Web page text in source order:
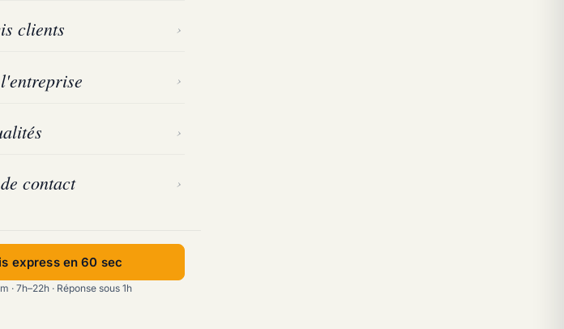
clients
contact
express en 60 sec
· 7h–22h · Réponse sous 1h
se déplace
en cause, le niveau
destruction de nids